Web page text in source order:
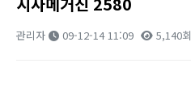
관리자 09-12-14 11:09 5,140회